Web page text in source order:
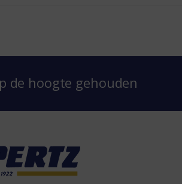
de hoogte gehouden